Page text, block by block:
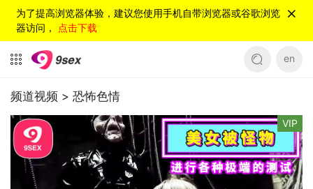
为了提高浏览器体验，建议您使用手机自带浏览器或谷歌浏览
器访问， 点击下载
en
频道视频 > 恐怖色情
VIP